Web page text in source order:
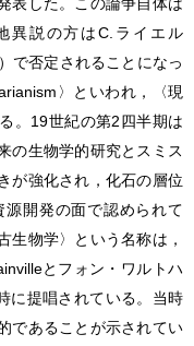
異説の方はC.ライエル
で否定されることになっ
〉といわれ，〈現
。19世紀の第2四半期は
の生物学的研究とスミス
が強化され，化石の層位
開発の面で認められて
生物学〉という名称は，
とフォン・ワルトハ
に提唱されている。当時
であることが示されてい